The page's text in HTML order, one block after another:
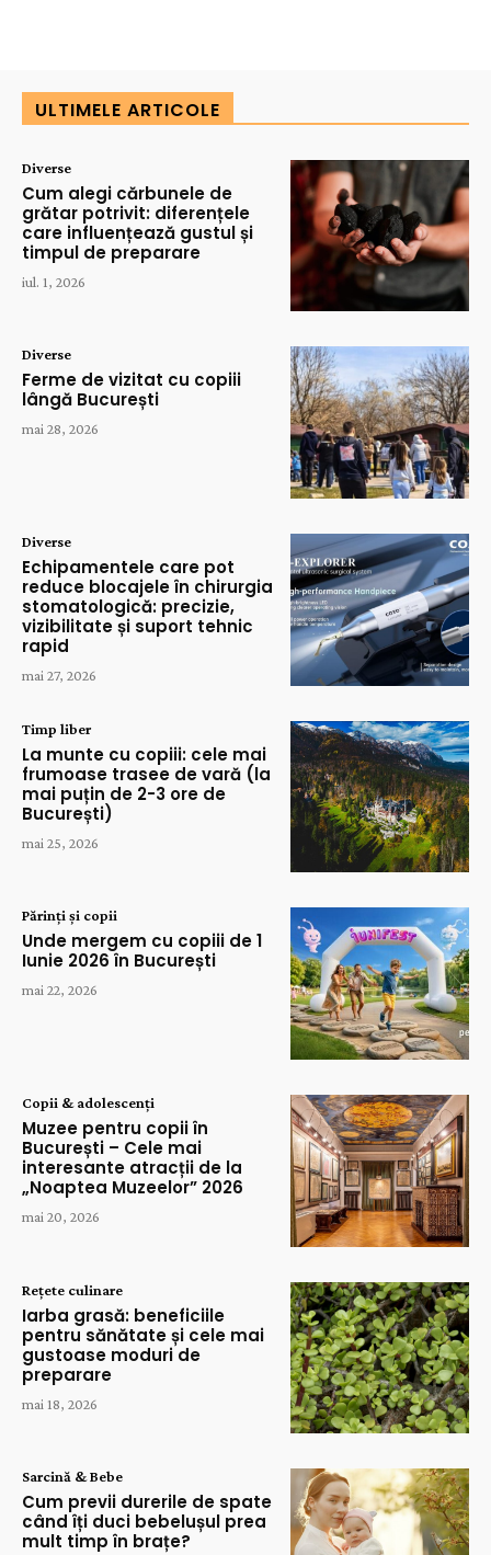
ULTIMELE ARTICOLE
Diverse
Cum alegi cărbunele de
grătar potrivit: diferențele
care influențează gustul și
timpul de preparare
iul. 1, 2026
Diverse
Ferme de vizitat cu copiii
lângă București
mai 28, 2026
Diverse
Echipamentele care pot
reduce blocajele în chirurgia
stomatologică: precizie,
vizibilitate și suport tehnic
rapid
mai 27, 2026
Timp liber
La munte cu copiii: cele mai
frumoase trasee de vară (la
mai puțin de 2-3 ore de
București)
mai 25, 2026
Părinți și copii
Unde mergem cu copiii de 1
Iunie 2026 în București
mai 22, 2026
Copii & adolescenți
Muzee pentru copii în
București – Cele mai
interesante atracții de la
„Noaptea Muzeelor” 2026
mai 20, 2026
Rețete culinare
Iarba grasă: beneficiile
pentru sănătate și cele mai
gustoase moduri de
preparare
mai 18, 2026
Sarcină & Bebe
Cum previi durerile de spate
când îți duci bebelușul prea
mult timp în brațe?